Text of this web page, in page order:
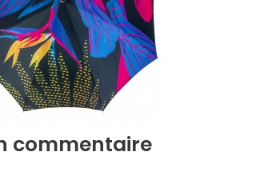
commentaire